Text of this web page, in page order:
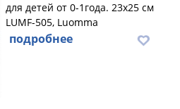
для детей от 0-1года. 23х25 см
LUMF-505, Luomma
подробнее